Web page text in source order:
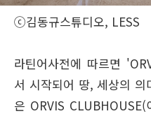
ⓒ김동규스튜디오, LESS
라틴어사전에 따르면
서 시작되어 땅, 세상의
은 ORVIS